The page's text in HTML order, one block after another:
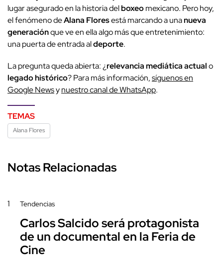
lugar asegurado en la historia delboxeomexicano. Pero hoy,
el fenómeno deAlana Floresestá marcando a unanueva
generaciónque ve en ella algo más que entretenimiento:
una puerta de entrada aldeporte.
La pregunta queda abierta: ¿relevancia mediática actualo
legado histórico? Para más información,síguenos en
Google Newsynuestro canal de WhatsApp.
TEMAS
Alana Flores
Notas Relacionadas
1 Tendencias
Carlos Salcido será protagonista
de un documental en la Feria de
Cine